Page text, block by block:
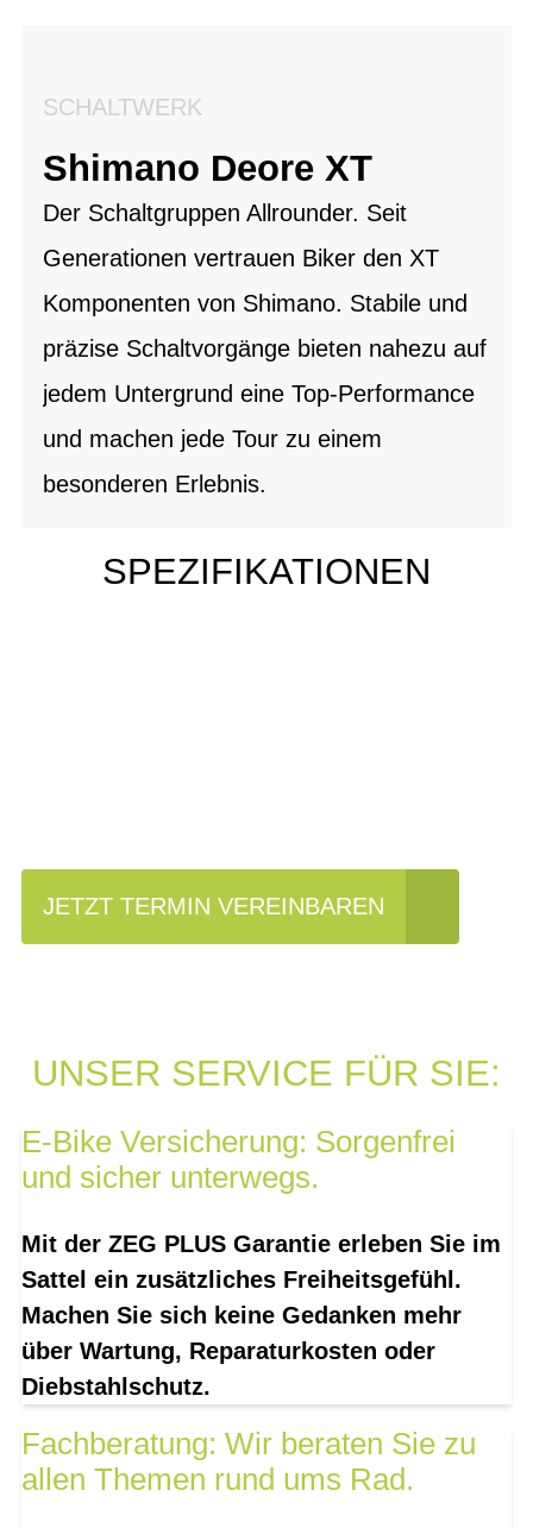
SCHALTWERK
Shimano Deore XT
Der Schaltgruppen Allrounder. Seit
Generationen vertrauen Biker den XT
Komponenten von Shimano. Stabile und
präzise Schaltvorgänge bieten nahezu auf
jedem Untergrund eine Top-Performance
und machen jede Tour zu einem
besonderen Erlebnis.
SPEZIFIKATIONEN
JETZT TERMIN VEREINBAREN
UNSER SERVICE FÜR SIE:
E-Bike Versicherung: Sorgenfrei
und sicher unterwegs.
Mit der ZEG PLUS Garantie erleben Sie im
Sattel ein zusätzliches Freiheitsgefühl.
Machen Sie sich keine Gedanken mehr
über Wartung, Reparaturkosten oder
Diebstahlschutz.
Fachberatung: Wir beraten Sie zu
allen Themen rund ums Rad.